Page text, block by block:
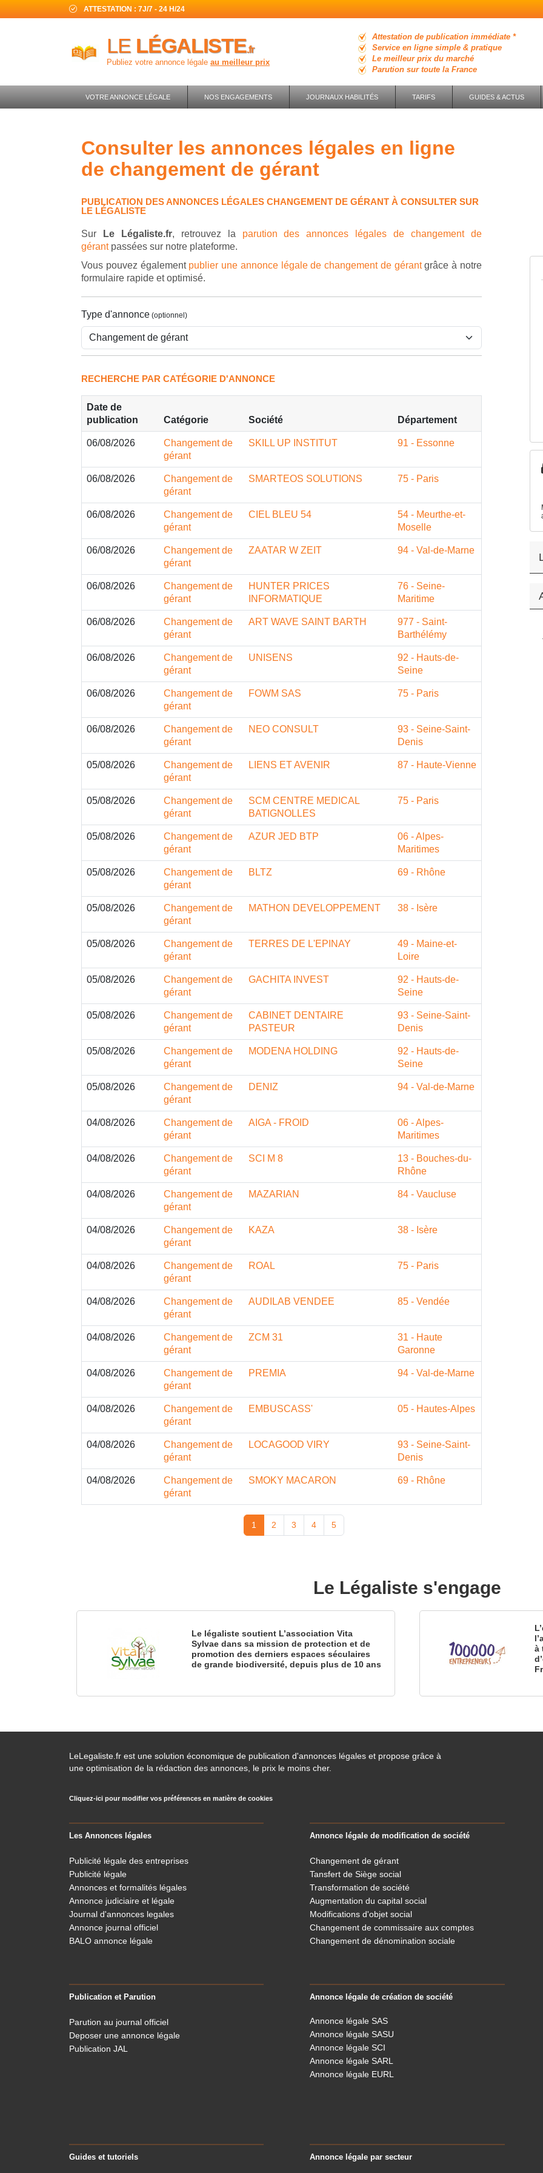
ATTESTATION : 7J/7 - 24 H/24
LE LÉGALISTE.fr
Publiez votre annonce légale au meilleur prix
Attestation de publication immédiate *
Service en ligne simple & pratique
Le meilleur prix du marché
Parution sur toute la France
VOTRE ANNONCE LÉGALE NOS ENGAGEMENTS JOURNAUX HABILITÉS TARIFS GUIDES & ACTUS
consulter les annonces légales en ligne
de changement de gérant
PUBLICATION DES ANNONCES LÉGALES CHANGEMENT DE GÉRANT À CONSULTER SUR
LE LÉGALISTE
Sur Le Légaliste.fr, retrouvez la parution des annonces légales de changement de
gérantpassées sur notre plateforme.
Vous pouvez également publier une annonce légale de changement de gérantgrâce à notre
formulaire rapide et optimisé.
Type d'annonce
RECHERCHE PAR CATÉGORIE D'ANNONCE
Date de
publication
Catégorie Société Département
06/08/2026
Changement de
gérant
SKILL UP INSTITUT 91 - Essonne
06/08/2026
Changement de
gérant
SMARTEOS SOLUTIONS 75 - Paris
06/08/2026
Changement de
gérant
CIEL BLEU 54
54 - Meurthe-et-
Moselle
06/08/2026
Changement de
gérant
ZAATAR W ZEIT 94 - Val-de-Marne
06/08/2026
Changement de
gérant
HUNTER PRICES
INFORMATIQUE
76 - Seine-
Maritime
06/08/2026
Changement de
gérant
ART WAVE SAINT BARTH
977 - Saint-
Barthélémy
06/08/2026
Changement de
gérant
UNISENS
92 - Hauts-de-
Seine
06/08/2026
Changement de
gérant
FOWM SAS 75 - Paris
06/08/2026
Changement de
gérant
NEO CONSULT
93 - Seine-Saint-
Denis
05/08/2026
Changement de
gérant
LIENS ET AVENIR 87 - Haute-Vienne
05/08/2026
Changement de
gérant
SCM CENTRE MEDICAL
BATIGNOLLES
75 - Paris
05/08/2026
Changement de
gérant
AZUR JED BTP
06 - Alpes-
Maritimes
05/08/2026
Changement de
gérant
BLTZ 69 - Rhône
05/08/2026
Changement de
gérant
MATHON DEVELOPPEMENT 38 - Isère
05/08/2026
Changement de
gérant
TERRES DE L'EPINAY
49 - Maine-et-
Loire
05/08/2026
Changement de
gérant
GACHITA INVEST
92 - Hauts-de-
Seine
05/08/2026
Changement de
gérant
CABINET DENTAIRE
PASTEUR
93 - Seine-Saint-
Denis
05/08/2026
Changement de
gérant
MODENA HOLDING
92 - Hauts-de-
Seine
05/08/2026
Changement de
gérant
DENIZ 94 - Val-de-Marne
04/08/2026
Changement de
gérant
AIGA - FROID
06 - Alpes-
Maritimes
04/08/2026
Changement de
gérant
SCI M 8
13 - Bouches-du-
Rhône
04/08/2026
Changement de
gérant
MAZARIAN 84 - Vaucluse
04/08/2026
Changement de
gérant
KAZA 38 - Isère
04/08/2026
Changement de
gérant
ROAL 75 - Paris
04/08/2026
Changement de
gérant
AUDILAB VENDEE 85 - Vendée
04/08/2026
Changement de
gérant
ZCM 31
31 - Haute
Garonne
04/08/2026
Changement de
gérant
PREMIA 94 - Val-de-Marne
04/08/2026
Changement de
gérant
EMBUSCASS' 05 - Hautes-Alpes
04/08/2026
Changement de
gérant
LOCAGOOD VIRY
93 - Seine-Saint-
Denis
04/08/2026
Changement de
gérant
SMOKY MACARON 69 - Rhône
1 2 3 4 5
.
Le Légaliste s'engage
Le légaliste soutient L’association Vita
Sylvae dans sa mission de protection et de
promotion des derniers espaces séculaires
de grande biodiversité, depuis plus de 10 ans
à
LeLegaliste.fr est une solution économique de publication d'annonces légales et propose grâce à
une optimisation de la rédaction des annonces, le prix le moins cher.
Cliquez-ici pour modifier vos préférences en matière de cookies
Les Annonces légales
Publicité légale des entreprises
Publicité légale
Annonces et formalités légales
Annonce judiciaire et légale
Journal d'annonces legales
Annonce journal officiel
BALO annonce légale
Annonce légale de modification de société
Changement de gérant
Tansfert de Siège social
Transformation de société
Augmentation du capital social
Modifications d'objet social
Changement de commissaire aux comptes
Changement de dénomination sociale
Publication et Parution
Parution au journal officiel
Deposer une annonce légale
Publication JAL
Annonce légale de création de société
Annonce légale SAS
Annonce légale SASU
Annonce légale SCI
Annonce légale SARL
Annonce légale EURL
Guides et tutoriels Annonce légale par secteur